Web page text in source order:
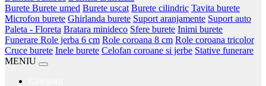
Burete Burete umed Burete uscat Burete cilindric Tavita burete
Microfon burete Ghirlanda burete Suport aranjamente Suport auto
Paleta - Floreta Bratara minideco Sfere burete Inimi burete
Funerare Role jerba 6 cm Role coroana 8 cm Role coroana tricolor
Cruce burete Inele burete Celofan coroane si jerbe Stative funerare
MENIU